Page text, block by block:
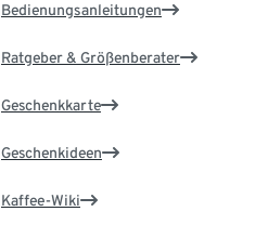
Bedienungsanleitungen
Ratgeber & Größenberater
Geschenkkarte
Geschenkideen
Kaffee-Wiki